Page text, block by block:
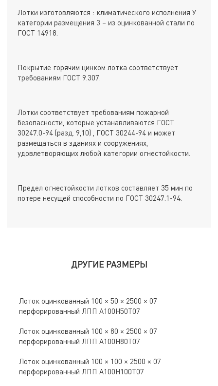
Лотки изготовляются : климатического исполнения У
категории размещения 3 – из оцинкованной стали по
ГОСТ 14918.
Покрытие горячим цинком лотка соответствует
требованиям ГОСТ 9.307.
Лотки соответствует требованиям пожарной
безопасности, которые устанавливаются ГОСТ
30247.0-94 (разд. 9,10) , ГОСТ 30244-94 и может
размещаться в зданиях и сооружениях,
удовлетворяющих любой категории огнестойкости.
Предел огнестойкости лотков составляет 35 мин по
потере несущей способности по ГОСТ 30247.1-94.
ДРУГИЕ РАЗМЕРЫ
Лоток оцинкованный 100 × 50 × 2500 × 07
перфорированный ЛПП A100Н50Т07
Лоток оцинкованный 100 × 80 × 2500 × 07
перфорированный ЛПП A100Н80Т07
Лоток оцинкованный 100 × 100 × 2500 × 07
перфорированный ЛПП A100Н100Т07